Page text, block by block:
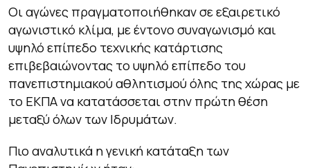
Οι αγώνες πραγματοποιήθηκαν σε εξαιρετικό
αγωνιστικό κλίμα, με έντονο συναγωνισμό και
υψηλό επίπεδο τεχνικής κατάρτισης
επιβεβαιώνοντας το υψηλό επίπεδο του
πανεπιστημιακού αθλητισμού όλης της χώρας με
το ΕΚΠΑ να κατατάσσεται στην πρώτη θέση
μεταξύ όλων των Ιδρυμάτων.
Πιο αναλυτικά η γενική κατάταξη των